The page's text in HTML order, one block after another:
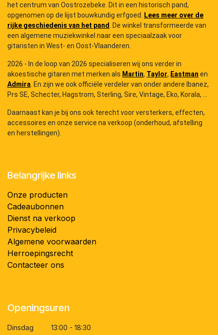
het centrum van Oostrozebeke. Dit in een historisch pand,
opgenomen op de lijst bouwkundig erfgoed. Lees meer over de
rijke geschiedenis van het pand . De winkel transformeerde van
een algemene muziekwinkel naar een speciaalzaak voor
gitaristen in West- en Oost-Vlaanderen.
2026 - In de loop van 2026 specialiseren wij ons verder in
akoestische gitaren met merken als Martin, Taylor, Eastman en
Admira . En zijn we ook officiële verdeler van onder andere Ibanez,
Prs SE, Schecter, Hagstrom, Sterling, Sire, Vintage, Eko, Korala, ...
Daarnaast kan je bij ons ook terecht voor versterkers, effecten,
accessoires en onze service na verkoop (onderhoud, afstelling
en herstellingen).
Belangrijke links
Onze producten
Cadeaubonnen
Dienst na verkoop
Privacybeleid
Algemene voorwaarden
Herroepingsrecht
Contacteer ons
Openingsuren
Dinsdag 13:00 - 18:30